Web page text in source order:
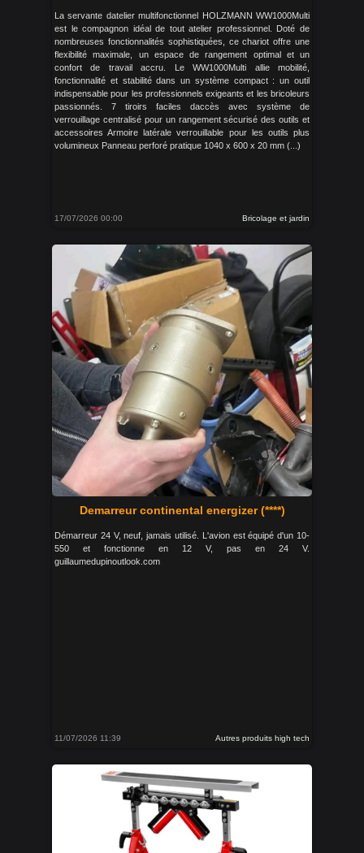
La servante datelier multifonctionnel HOLZMANN WW1000Multi
est le compagnon idéal de tout atelier professionnel. Doté de
nombreuses fonctionnalités sophistiquées, ce chariot offre une
flexibilité maximale, un espace de rangement optimal et un
confort de travail accru. Le WW1000Multi allie mobilité,
fonctionnalité et stabilité dans un système compact : un outil
indispensable pour les professionnels exigeants et les bricoleurs
passionnés. 7 tiroirs faciles daccès avec système de
verrouillage centralisé pour un rangement sécurisé des outils et
accessoires Armoire latérale verrouillable pour les outils plus
volumineux Panneau perforé pratique 1040 x 600 x 20 mm (...)
17/07/2026 00:00 Bricolage et jardin
Demarreur continental energizer (****)
Démarreur 24 V, neuf, jamais utilisé. L'avion est équipé d'un 10-
550 et fonctionne en 12 V, pas en 24 V.
guillaumedupinoutlook.com
11/07/2026 11:39 Autres produits high tech